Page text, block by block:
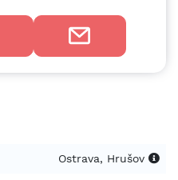
Ostrava, Hrušov